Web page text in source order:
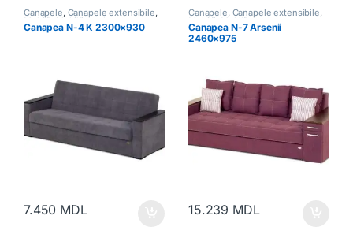
Canapele, Canapele extensibile,
Mobilă Mobilă moale
Canapea N-4 K 2300×930
7.450 MDL
Canapele, Canapele extensibile,
Mobilă Mobilă moale
Canapea N-7 Arsenii
2460×975
15.239 MDL